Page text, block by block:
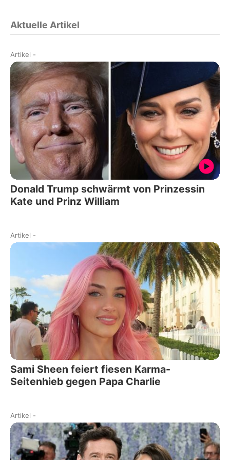
Aktuelle Artikel
Artikel -
Donald Trump schwärmt von Prinzessin
Kate und Prinz William
Artikel -
Sami Sheen feiert fiesen Karma-
Seitenhieb gegen Papa Charlie
Artikel -